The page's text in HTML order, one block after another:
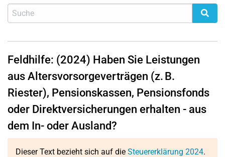
Feldhilfe: (2024) Haben Sie Leistungen
aus Altersvorsorgeverträgen (z. B.
Riester), Pensionskassen, Pensionsfonds
oder Direktversicherungen erhalten - aus
dem In- oder Ausland?
Dieser Text bezieht sich auf die Steuererklärung 2024.